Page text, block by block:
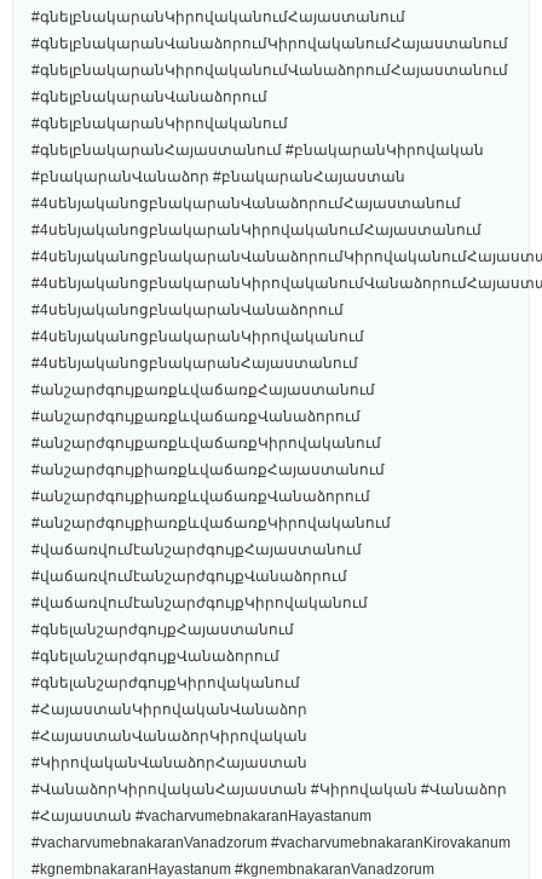
#գնելբնակարանԿիրովականումՀայաստանում
#գնելբնակարանՎանաձորումԿիրովականումՀայաստանում
#գնելբնակարանԿիրովականումՎանաձորումՀայաստանում
#գնելբնակարանՎանաձորում
#գնելբնակարանԿիրովականում
#գնելբնակարանՀայաստանում #բնակարանԿիրովական
#բնակարանՎանաձոր #բնակարանՀայաստան
#4սենյականոցբնակարանՎանաձորումՀայաստանում
#4սենյականոցբնակարանԿիրովականումՀայաստանում
#4սենյականոցբնակարանՎանաձորում
#4սենյականոցբնակարանԿիրովականում
#4սենյականոցբնակարանՀայաստանում
#անշարժգույքառքևվաճառքՀայաստանում
#անշարժգույքառքևվաճառքՎանաձորում
#անշարժգույքառքևվաճառքԿիրովականում
#անշարժգույքիառքևվաճառքՀայաստանում
#անշարժգույքիառքևվաճառքՎանաձորում
#անշարժգույքիառքևվաճառքԿիրովականում
#վաճառվումէանշարժգույքՀայաստանում
#վաճառվումէանշարժգույքՎանաձորում
#վաճառվումէանշարժգույքԿիրովականում
#գնելանշարժգույքՀայաստանում
#գնելանշարժգույքՎանաձորում
#գնելանշարժգույքԿիրովականում
#ՀայաստանԿիրովականՎանաձոր
#ՀայաստանՎանաձորԿիրովական
#ԿիրովականՎանաձորՀայաստան
#ՎանաձորԿիրովականՀայաստան #Կիրովական #Վանաձոր
#Հայաստան #vacharvumebnakaranHayastanum
#vacharvumebnakaranVanadzorum #vacharvumebnakaranKirovakanum
#kgnembnakaranHayastanum #kgnembnakaranVanadzorum